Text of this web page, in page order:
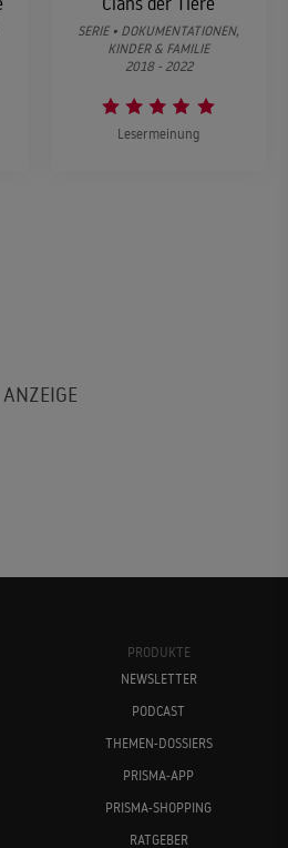
SERIE • DOKUMENTATIONEN,
KINDER & FAMILIE
2018 - 2022
Lesermeinung
PRODUKTE
NEWSLETTER
PODCAST
THEMEN-DOSSIERS
PRISMA-APP
PRISMA-SHOPPING
RATGEBER